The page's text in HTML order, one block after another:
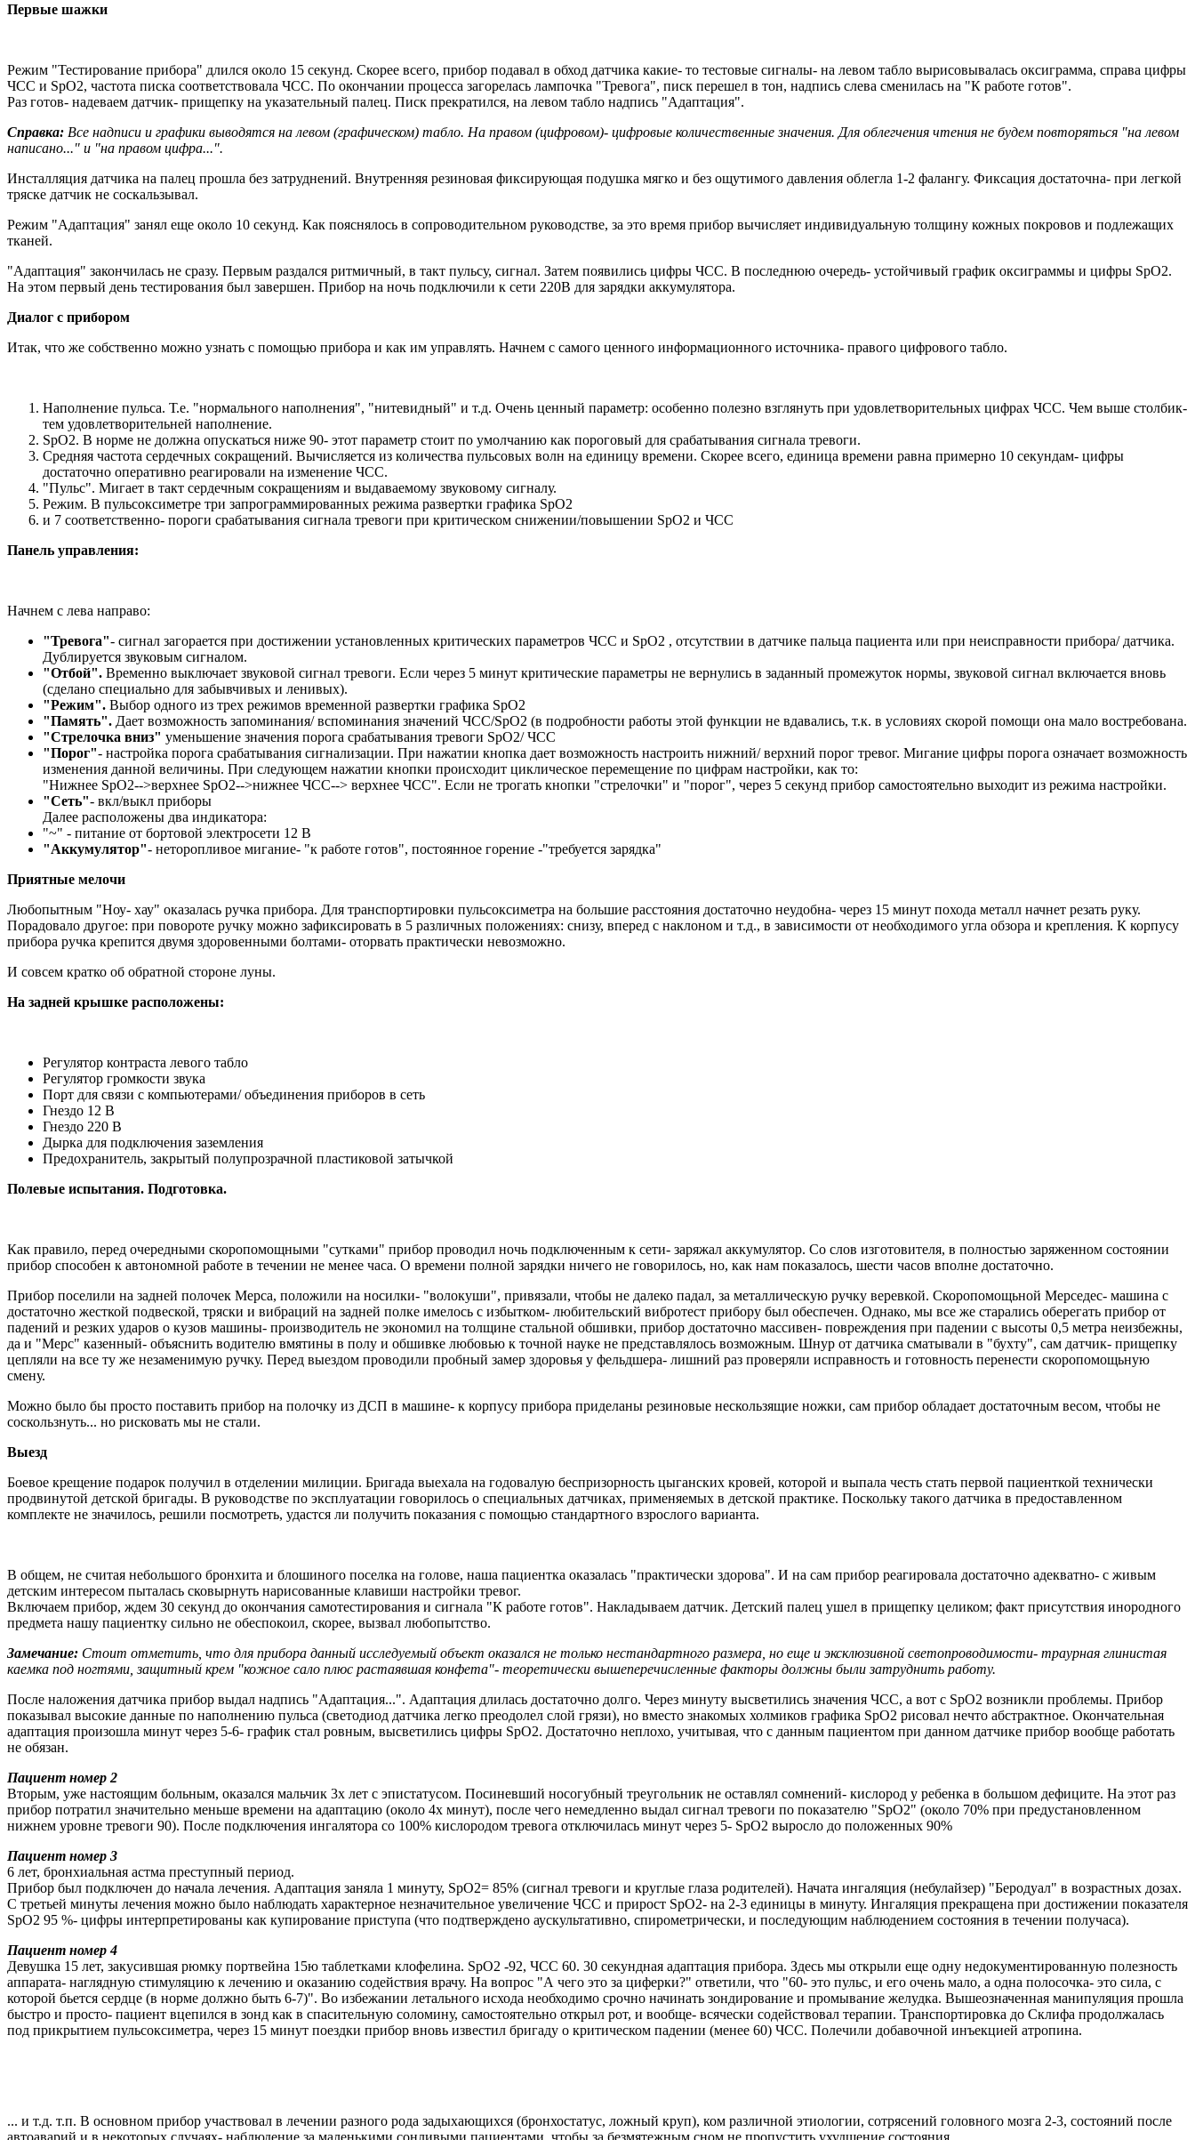
Первые шажки
Режим "Тестирование прибора" длился около 15 секунд. Скорее всего, прибор подавал в обход датчика какие- то тестовые сигналы- на левом табло вырисовывалась оксиграмма, справа цифры
ЧСС и SpО2, частота писка соответствовала ЧСС. По окончании процесса загорелась лампочка "Тревога", писк перешел в тон, надпись слева сменилась на "К работе готов".
Раз готов- надеваем датчик- прищепку на указательный палец. Писк прекратился, на левом табло надпись "Адаптация".
Справка: Все надписи и графики выводятся на левом (графическом) табло. На правом (цифровом)- цифровые количественные значения. Для облегчения чтения не будем повторяться "на левом
написано..." и "на правом цифра...".
Инсталляция датчика на палец прошла без затруднений. Внутренняя резиновая фиксирующая подушка мягко и без ощутимого давления облегла 1-2 фалангу. Фиксация достаточна- при легкой
тряске датчик не соскальзывал.
Режим "Адаптация" занял еще около 10 секунд. Как пояснялось в сопроводительном руководстве, за это время прибор вычисляет индивидуальную толщину кожных покровов и подлежащих
тканей.
"Адаптация" закончилась не сразу. Первым раздался ритмичный, в такт пульсу, сигнал. Затем появились цифры ЧСС. В последнюю очередь- устойчивый график оксиграммы и цифры SpO2.
На этом первый день тестирования был завершен. Прибор на ночь подключили к сети 220В для зарядки аккумулятора.
Диалог с прибором
Итак, что же собственно можно узнать с помощью прибора и как им управлять. Начнем с самого ценного информационного источника- правого цифрового табло.
Наполнение пульса. Т.е. "нормального наполнения", "нитевидный" и т.д. Очень ценный параметр: особенно полезно взглянуть при удовлетворительных цифрах ЧСС. Чем выше столбик-
тем удовлетворительней наполнение.
SpO2. В норме не должна опускаться ниже 90- этот параметр стоит по умолчанию как пороговый для срабатывания сигнала тревоги.
Средняя частота сердечных сокращений. Вычисляется из количества пульсовых волн на единицу времени. Скорее всего, единица времени равна примерно 10 секундам- цифры
достаточно оперативно реагировали на изменение ЧСС.
"Пульс". Мигает в такт сердечным сокращениям и выдаваемому звуковому сигналу.
Режим. В пульсоксиметре три запрограммированных режима развертки графика SpO2
и 7 соответственно- пороги срабатывания сигнала тревоги при критическом снижении/повышении SpO2 и ЧСС
Панель управления:
Начнем с лева направо:
"Тревога"- сигнал загорается при достижении установленных критических параметров ЧСС и SpO2 , отсутствии в датчике пальца пациента или при неисправности прибора/ датчика.
Дублируется звуковым сигналом.
"Отбой". Временно выключает звуковой сигнал тревоги. Если через 5 минут критические параметры не вернулись в заданный промежуток нормы, звуковой сигнал включается вновь
(сделано специально для забывчивых и ленивых).
"Режим". Выбор одного из трех режимов временной развертки графика SpO2
"Память". Дает возможность запоминания/ вспоминания значений ЧСС/SpO2 (в подробности работы этой функции не вдавались, т.к. в условиях скорой помощи она мало востребована.
"Стрелочка вниз" уменьшение значения порога срабатывания тревоги SpO2/ ЧСС
"Порог"- настройка порога срабатывания сигнализации. При нажатии кнопка дает возможность настроить нижний/ верхний порог тревог. Мигание цифры порога означает возможность
изменения данной величины. При следующем нажатии кнопки происходит циклическое перемещение по цифрам настройки, как то:
"Нижнее SpO2-->верхнее SpO2-->нижнее ЧСС--> верхнее ЧСС". Если не трогать кнопки "стрелочки" и "порог", через 5 секунд прибор самостоятельно выходит из режима настройки.
"Сеть"- вкл/выкл приборы
Далее расположены два индикатора:
"~" - питание от бортовой электросети 12 В
"Аккумулятор"- неторопливое мигание- "к работе готов", постоянное горение -"требуется зарядка"
Приятные мелочи
Любопытным "Ноу- хау" оказалась ручка прибора. Для транспортировки пульсоксиметра на большие расстояния достаточно неудобна- через 15 минут похода металл начнет резать руку.
Порадовало другое: при повороте ручку можно зафиксировать в 5 различных положениях: снизу, вперед с наклоном и т.д., в зависимости от необходимого угла обзора и крепления. К корпусу
прибора ручка крепится двумя здоровенными болтами- оторвать практически невозможно.
И совсем кратко об обратной стороне луны.
На задней крышке расположены:
Регулятор контраста левого табло
Регулятор громкости звука
Порт для связи с компьютерами/ объединения приборов в сеть
Гнездо 12 В
Гнездо 220 В
Дырка для подключения заземления
Предохранитель, закрытый полупрозрачной пластиковой затычкой
Полевые испытания. Подготовка.
Как правило, перед очередными скоропомощными "сутками" прибор проводил ночь подключенным к сети- заряжал аккумулятор. Со слов изготовителя, в полностью заряженном состоянии
прибор способен к автономной работе в течении не менее часа. О времени полной зарядки ничего не говорилось, но, как нам показалось, шести часов вполне достаточно.
Прибор поселили на задней полочек Мерса, положили на носилки- "волокуши", привязали, чтобы не далеко падал, за металлическую ручку веревкой. Скоропомощьной Мерседес- машина с
достаточно жесткой подвеской, тряски и вибраций на задней полке имелось с избытком- любительский вибротест прибору был обеспечен. Однако, мы все же старались оберегать прибор от
падений и резких ударов о кузов машины- производитель не экономил на толщине стальной обшивки, прибор достаточно массивен- повреждения при падении с высоты 0,5 метра неизбежны,
да и "Мерс" казенный- объяснить водителю вмятины в полу и обшивке любовью к точной науке не представлялось возможным. Шнур от датчика сматывали в "бухту", сам датчик- прищепку
цепляли на все ту же незаменимую ручку. Перед выездом проводили пробный замер здоровья у фельдшера- лишний раз проверяли исправность и готовность перенести скоропомощьную
смену.
Можно было бы просто поставить прибор на полочку из ДСП в машине- к корпусу прибора приделаны резиновые нескользящие ножки, сам прибор обладает достаточным весом, чтобы не
соскользнуть... но рисковать мы не стали.
Выезд
Боевое крещение подарок получил в отделении милиции. Бригада выехала на годовалую беспризорность цыганских кровей, которой и выпала честь стать первой пациенткой технически
продвинутой детской бригады. В руководстве по эксплуатации говорилось о специальных датчиках, применяемых в детской практике. Поскольку такого датчика в предоставленном
комплекте не значилось, решили посмотреть, удастся ли получить показания с помощью стандартного взрослого варианта.
В общем, не считая небольшого бронхита и блошиного поселка на голове, наша пациентка оказалась "практически здорова". И на сам прибор реагировала достаточно адекватно- с живым
детским интересом пыталась сковырнуть нарисованные клавиши настройки тревог.
Включаем прибор, ждем 30 секунд до окончания самотестирования и сигнала "К работе готов". Накладываем датчик. Детский палец ушел в прищепку целиком; факт присутствия инородного
предмета нашу пациентку сильно не обеспокоил, скорее, вызвал любопытство.
Замечание: Стоит отметить, что для прибора данный исследуемый объект оказался не только нестандартного размера, но еще и эксклюзивной светопроводимости- траурная глинистая
каемка под ногтями, защитный крем "кожное сало плюс растаявшая конфета"- теоретически вышеперечисленные факторы должны были затруднить работу.
После наложения датчика прибор выдал надпись "Адаптация...". Адаптация длилась достаточно долго. Через минуту высветились значения ЧСС, а вот с SpO2 возникли проблемы. Прибор
показывал высокие данные по наполнению пульса (светодиод датчика легко преодолел слой грязи), но вместо знакомых холмиков графика SpO2 рисовал нечто абстрактное. Окончательная
адаптация произошла минут через 5-6- график стал ровным, высветились цифры SpO2. Достаточно неплохо, учитывая, что с данным пациентом при данном датчике прибор вообще работать
не обязан.
Пациент номер 2
Вторым, уже настоящим больным, оказался мальчик 3х лет с эпистатусом. Посиневший носогубный треугольник не оставлял сомнений- кислород у ребенка в большом дефиците. На этот раз
прибор потратил значительно меньше времени на адаптацию (около 4х минут), после чего немедленно выдал сигнал тревоги по показателю "SpO2" (около 70% при предустановленном
нижнем уровне тревоги 90). После подключения ингалятора со 100% кислородом тревога отключилась минут через 5- SpO2 выросло до положенных 90%
Пациент номер 3
6 лет, бронхиальная астма преступный период.
Прибор был подключен до начала лечения. Адаптация заняла 1 минуту, SpO2= 85% (сигнал тревоги и круглые глаза родителей). Начата ингаляция (небулайзер) "Беродуал" в возрастных дозах.
С третьей минуты лечения можно было наблюдать характерное незначительное увеличение ЧСС и прирост SpO2- на 2-3 единицы в минуту. Ингаляция прекращена при достижении показателя
SpO2 95 %- цифры интерпретированы как купирование приступа (что подтверждено аускультативно, спирометрически, и последующим наблюдением состояния в течении получаса).
Пациент номер 4
Девушка 15 лет, закусившая рюмку портвейна 15ю таблетками клофелина. SpO2 -92, ЧСС 60. 30 секундная адаптация прибора. Здесь мы открыли еще одну недокументированную полезность
аппарата- наглядную стимуляцию к лечению и оказанию содействия врачу. На вопрос "А чего это за циферки?" ответили, что "60- это пульс, и его очень мало, а одна полосочка- это сила, с
которой бьется сердце (в норме должно быть 6-7)". Во избежании летального исхода необходимо срочно начинать зондирование и промывание желудка. Вышеозначенная манипуляция прошла
быстро и просто- пациент вцепился в зонд как в спасительную соломину, самостоятельно открыл рот, и вообще- всячески содействовал терапии. Транспортировка до Склифа продолжалась
под прикрытием пульсоксиметра, через 15 минут поездки прибор вновь известил бригаду о критическом падении (менее 60) ЧСС. Полечили добавочной инъекцией атропина.
... и т.д. т.п. В основном прибор участвовал в лечении разного рода задыхающихся (бронхостатус, ложный круп), ком различной этиологии, сотрясений головного мозга 2-3, состояний после
автоаварий и в некоторых случаях- наблюдение за маленькими сонливыми пациентами, чтобы за безмятежным сном не пропустить ухудшение состояния.